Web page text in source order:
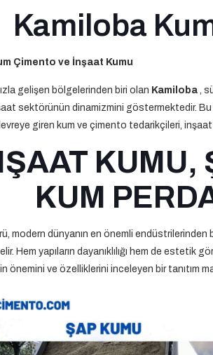
Kamiloba
Çimento ve İnşaat Kumu
gelişen bölgelerinden biri olan Kamiloba ,
sektörünün dinamizmini göstermektedir.
giren kum ve çimento tedarikçileri, inşaat
KUMU,
KUM
modern dünyanın en önemli endüstrilerinden
Hem yapıların dayanıklılığı hem de
önemini ve özelliklerini inceleyen bir tanıtım